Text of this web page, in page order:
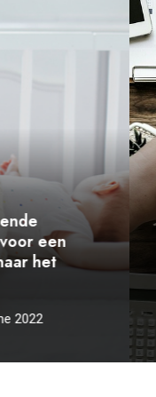
een
het
2022